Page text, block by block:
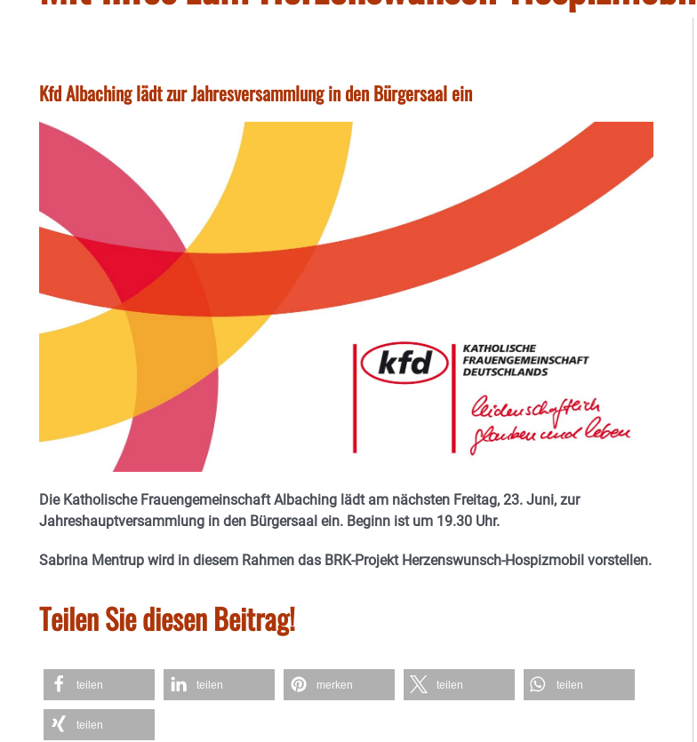
Kfd Albaching lädt zur Jahresversammlung in den Bürgersaal ein
Die Katholische Frauengemeinschaft Albaching lädt am nächsten Freitag, 23. Juni, zur
Jahreshauptversammlung in den Bürgersaal ein. Beginn ist um 19.30 Uhr.
Sabrina Mentrup wird in diesem Rahmen das BRK-Projekt Herzenswunsch-Hospizmobil vorstellen.
Teilen Sie diesen Beitrag!
teilen teilen merken teilen teilen
teilen